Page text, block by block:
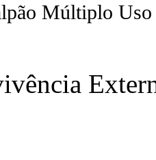
Múltiplo Uso